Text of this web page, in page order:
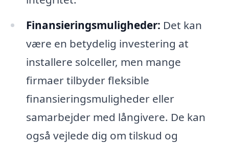
Finansieringsmuligheder: Det kan
være en betydelig investering at
installere solceller, men mange
firmaer tilbyder fleksible
finansieringsmuligheder eller
samarbejder med långivere. De kan
også vejlede dig om tilskud og